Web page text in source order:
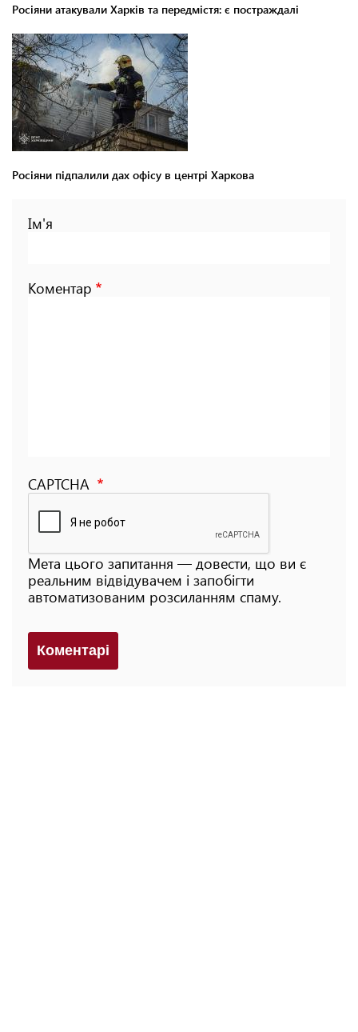
Росіяни атакували Харків та передмістя: є постраждалі
Росіяни підпалили дах офісу в центрі Харкова
Ім'я
Коментар
CAPTCHA
Мета цього запитання — довести, що ви є
реальним відвідувачем і запобігти
автоматизованим розсиланням спаму.
Коментарi